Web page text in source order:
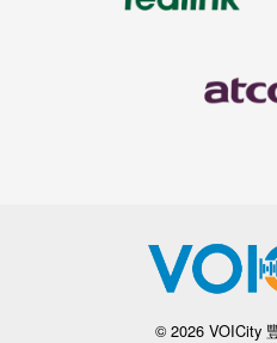
© 2026 VOICity